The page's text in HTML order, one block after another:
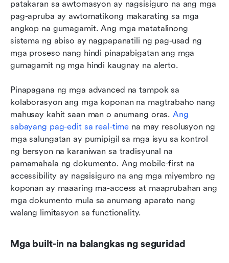
patakaran sa awtomasyon ay nagsisiguro na ang mga
pag-apruba ay awtomatikong makarating sa mga
angkop na gumagamit. Ang mga matatalinong
sistema ng abiso ay nagpapanatili ng pag-usad ng
mga proseso nang hindi pinapabigatan ang mga
gumagamit ng mga hindi kaugnay na alerto.
Pinapagana ng mga advanced na tampok sa
kolaborasyon ang mga koponan na magtrabaho nang
mahusay kahit saan man o anumang oras. Ang
sabayang pag-edit sa real-time na may resolusyon ng
mga salungatan ay pumipigil sa mga isyu sa kontrol
ng bersyon na karaniwan sa tradisyunal na
pamamahala ng dokumento. Ang mobile-first na
accessibility ay nagsisiguro na ang mga miyembro ng
koponan ay maaaring ma-access at maaprubahan ang
mga dokumento mula sa anumang aparato nang
walang limitasyon sa functionality.
Mga built-in na balangkas ng seguridad